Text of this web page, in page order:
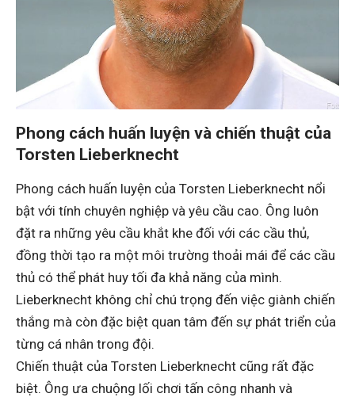
Phong cách huấn luyện và chiến thuật của
Torsten Lieberknecht
Phong cách huấn luyện của Torsten Lieberknecht nổi
bật với tính chuyên nghiệp và yêu cầu cao. Ông luôn
đặt ra những yêu cầu khắt khe đối với các cầu thủ,
đồng thời tạo ra một môi trường thoải mái để các cầu
thủ có thể phát huy tối đa khả năng của mình.
Lieberknecht không chỉ chú trọng đến việc giành chiến
thắng mà còn đặc biệt quan tâm đến sự phát triển của
từng cá nhân trong đội.
Chiến thuật của Torsten Lieberknecht cũng rất đặc
biệt. Ông ưa chuộng lối chơi tấn công nhanh và